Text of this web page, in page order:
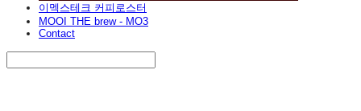
이멕스테크 커피로스터
MOOI THE brew - MO3
Contact